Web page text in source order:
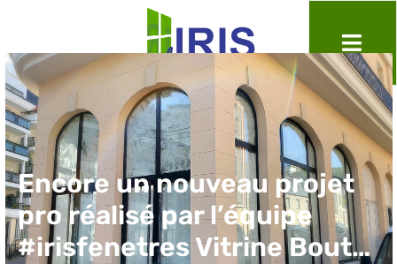
Encore un nouveau projet
pro réalisé par l’équipe
#irisfenetres Vitrine Bout…